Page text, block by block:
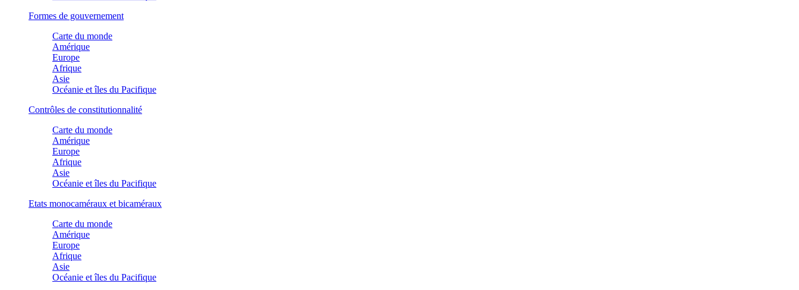
Formes de gouvernement
Carte du monde
Amérique
Europe
Afrique
Asie
Océanie et îles du Pacifique
Contrôles de constitutionnalité
Carte du monde
Amérique
Europe
Afrique
Asie
Océanie et îles du Pacifique
Etats monocaméraux et bicaméraux
Carte du monde
Amérique
Europe
Afrique
Asie
Océanie et îles du Pacifique